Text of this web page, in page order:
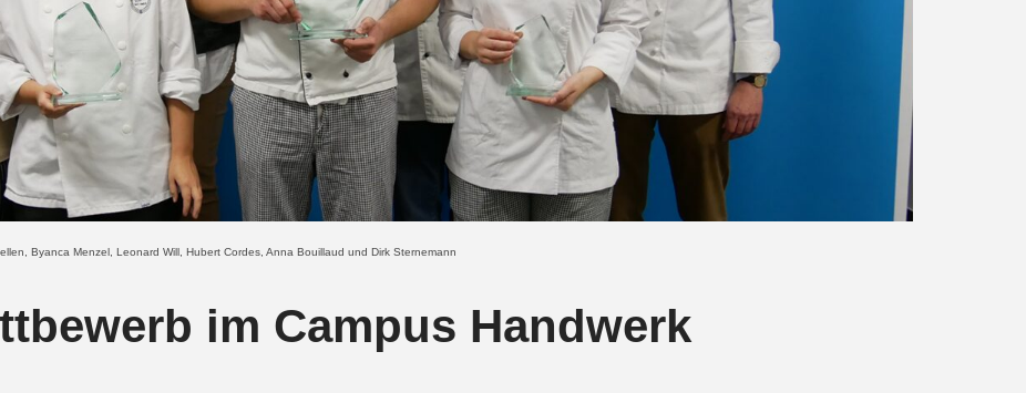
Byanca Menzel, Leonard Will, Hubert Cordes, Anna Bouillaud und Dirk Sternemann
im Campus Handwerk